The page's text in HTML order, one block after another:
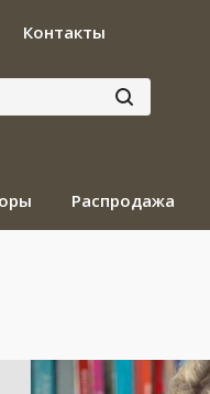
Контакты
Распродажа